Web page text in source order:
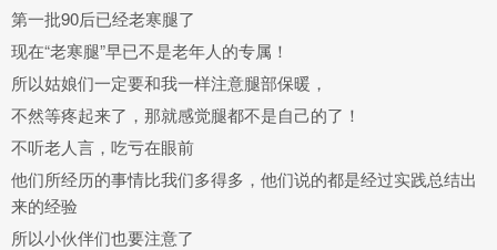
第一批90后已经老寒腿了
现在“老寒腿”早已不是老年人的专属！
所以姑娘们一定要和我一样注意腿部保暖，
不然等疼起来了，那就感觉腿都不是自己的了！
不听老人言，吃亏在眼前
他们所经历的事情比我们多得多，他们说的都是经过实践总结出
来的经验
所以小伙伴们也要注意了